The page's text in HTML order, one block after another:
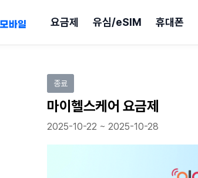
요금제 유심/eSIM 휴대폰
종료
마이헬스케어 요금제
2025-10-22 ~ 2025-10-28